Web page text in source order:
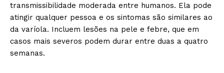
transmissibilidade moderada entre humanos. Ela pode
atingir qualquer pessoa e os sintomas são similares ao
da varíola. Incluem lesões na pele e febre, que em
casos mais severos podem durar entre duas a quatro
semanas.